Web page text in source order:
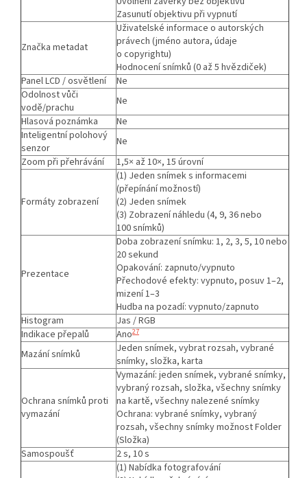
Zasunutí objektivu při vypnutí
Značka metadat
Uživatelské informace o autorských
právech (jméno autora, údaje
o copyrightu)
Hodnocení snímků (0 až 5 hvězdiček)
Panel LCD / osvětlení
Ne
Odolnost vůči
vodě/prachu
Ne
Hlasová poznámka
Ne
Inteligentní polohový
senzor
Ne
Zoom při přehrávání
1,5× až 10×, 15 úrovní
Formáty zobrazení
(1) Jeden snímek s informacemi
(přepínání možností)
(2) Jeden snímek
(3) Zobrazení náhledu (4, 9, 36 nebo
100 snímků)
Prezentace
Doba zobrazení snímku: 1, 2, 3, 5, 10 nebo
20 sekund
Opakování: zapnuto/vypnuto
Přechodové efekty: vypnuto, posuv 1–2,
mizení 1–3
Hudba na pozadí: vypnuto/zapnuto
Histogram
Jas / RGB
Indikace přepalů
Ano27
Mazání snímků
Jeden snímek, vybrat rozsah, vybrané
snímky, složka, karta
Ochrana snímků proti
vymazání
Vymazání: jeden snímek, vybrané snímky,
vybraný rozsah, složka, všechny snímky
na kartě, všechny nalezené snímky
Ochrana: vybrané snímky, vybraný
rozsah, všechny snímky možnost Folder
(Složka)
Samospoušť
2 s, 10 s
(1) Nabídka fotografování